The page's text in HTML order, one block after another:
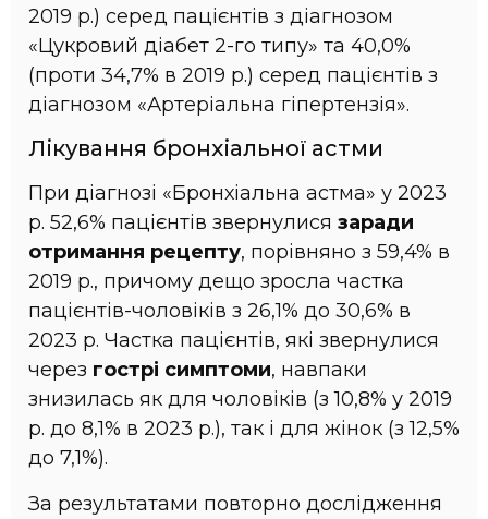
2019 р.) серед пацієнтів з діагнозом
«Цукровий діабет 2-го типу» та 40,0%
(проти 34,7% в 2019 р.) серед пацієнтів з
діагнозом «Артеріальна гіпертензія».
Лікування бронхіальної астми
При діагнозі «Бронхіальна астма» у 2023
р. 52,6% пацієнтів звернулися заради
отримання рецепту, порівняно з 59,4% в
2019 р., причому дещо зросла частка
пацієнтів-чоловіків з 26,1% до 30,6% в
2023 р. Частка пацієнтів, які звернулися
через гострі симптоми, навпаки
знизилась як для чоловіків (з 10,8% у 2019
р. до 8,1% в 2023 р.), так і для жінок (з 12,5%
до 7,1%).
За результатами повторно дослідження